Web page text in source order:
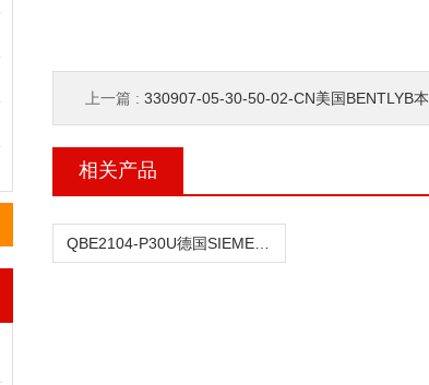
上一篇 : 330907-05-30-50-02-CN美国BENTLYB本特利震动变送器
相关产品